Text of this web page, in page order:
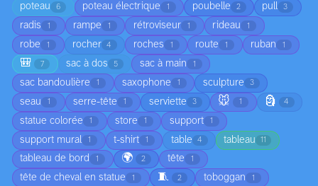
poteau 6 poteau électrique 1 poubelle 2 pull 3
radis 1 rampe 1 rétroviseur 1 rideau 1
robe 1 rocher 4 roches 1 route 1 ruban 1
🎒 7 sac à dos 5 sac à main 1
sac bandoulière 1 saxophone 1 sculpture 3
seau 1 serre-tête 1 serviette 3 🐭 1 🗿 4
statue colorée 1 store 1 support 1
support mural 1 t-shirt 1 table 4 tableau 11
tableau de bord 1 🌍 2 tête 1
tête de cheval en statue 1 🧵 2 toboggan 1